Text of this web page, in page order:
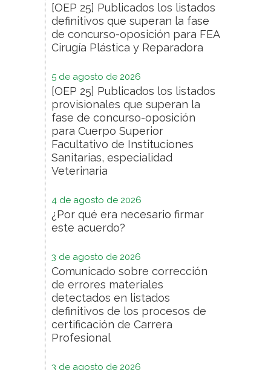
[OEP 25] Publicados los listados
definitivos que superan la fase
de concurso-oposición para FEA
Cirugía Plástica y Reparadora
5 de agosto de 2026
[OEP 25] Publicados los listados
provisionales que superan la
fase de concurso-oposición
para Cuerpo Superior
Facultativo de Instituciones
Sanitarias, especialidad
Veterinaria
4 de agosto de 2026
¿Por qué era necesario firmar
este acuerdo?
3 de agosto de 2026
Comunicado sobre corrección
de errores materiales
detectados en listados
definitivos de los procesos de
certificación de Carrera
Profesional
3 de agosto de 2026